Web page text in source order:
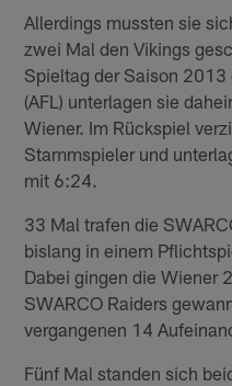
Allerdings mussten sie
zwei Mal den Vikings
Spieltag der Saison 2013
(AFL) unterlagen sie
Wiener. Im Rückspiel
Stammspieler und
mit 6:24.
33 Mal trafen die
bislang in einem
Dabei gingen die Wiener
SWARCO Raiders
vergangenen 14
Fünf Mal standen sich